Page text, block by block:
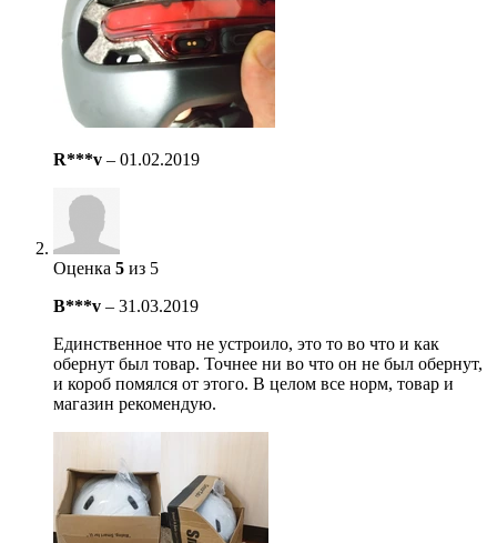
R***v – 01.02.2019
Оценка 5 из 5
B***v – 31.03.2019
Единственное что не устроило, это то во что и как
обернут был товар. Точнее ни во что он не был обернут,
и короб помялся от этого. В целом все норм, товар и
магазин рекомендую.